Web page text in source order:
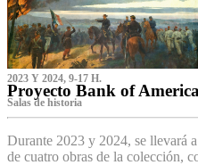
2023 Y 2024, 9-17 H.
Proyecto Bank of America
S‌alas de historia
Durante 2023 y 2024, se llevará
de cuatro obras de la colección,